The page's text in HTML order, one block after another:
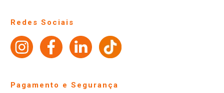
Perguntas frequentes
Identidade Visual
Redes Sociais
Pagamento e Segurança